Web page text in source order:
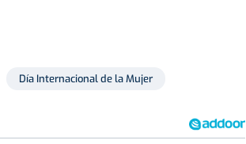
Día Internacional de la Mujer